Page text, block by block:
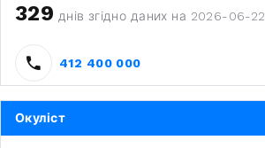
329 днів згідно даних на 2026-06-22
412 400 000
Окуліст